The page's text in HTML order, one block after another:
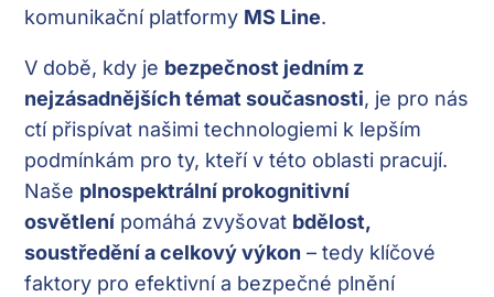
komunikační platformy MS Line.
V době, kdy je bezpečnost jedním z
nejzásadnějších témat současnosti, je pro nás
ctí přispívat našimi technologiemi k lepším
podmínkám pro ty, kteří v této oblasti pracují.
Naše plnospektrální prokognitivní
osvětlení pomáhá zvyšovat bdělost,
soustředění a celkový výkon – tedy klíčové
faktory pro efektivní a bezpečné plnění